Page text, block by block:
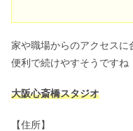
家や職場からのアクセスに
便利で続けやすそうですね
大阪心斎橋スタジオ
【住所】